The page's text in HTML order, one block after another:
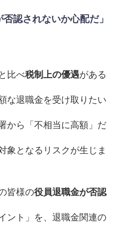
認されないか心配だ」
比べ税制上の優遇がある
な退職金を受け取りたい
から「不相当に高額」だ
象となるリスクが生じま
皆様の役員退職金が否認
ント」を、退職金関連の